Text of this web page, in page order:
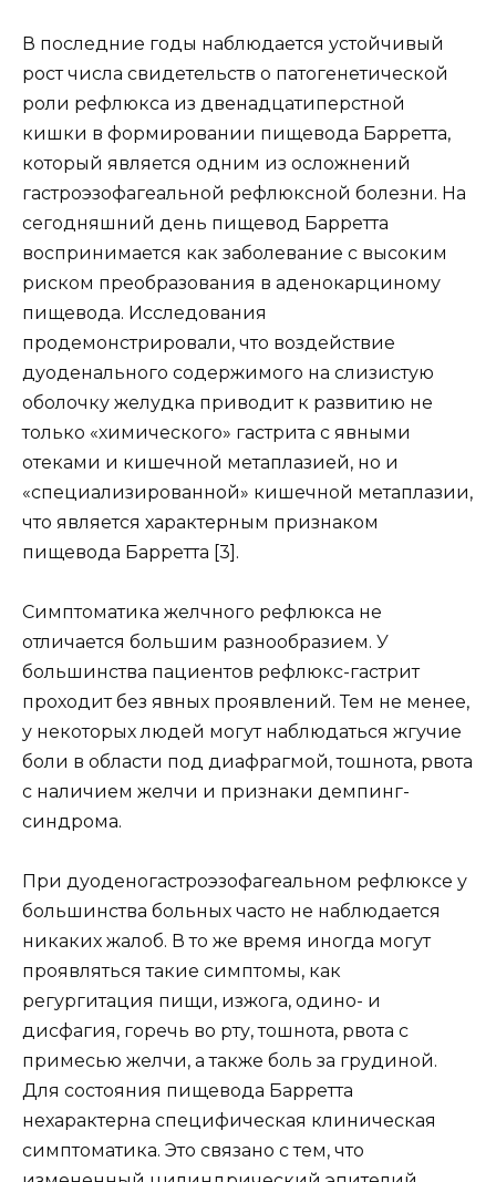
В последние годы наблюдается устойчивый
рост числа свидетельств о патогенетической
роли рефлюкса из двенадцатиперстной
кишки в формировании пищевода Барретта,
который является одним из осложнений
гастроэзофагеальной рефлюксной болезни. На
сегодняшний день пищевод Барретта
воспринимается как заболевание с высоким
риском преобразования в аденокарциному
пищевода. Исследования
продемонстрировали, что воздействие
дуоденального содержимого на слизистую
оболочку желудка приводит к развитию не
только «химического» гастрита с явными
отеками и кишечной метаплазией, но и
«специализированной» кишечной метаплазии,
что является характерным признаком
пищевода Барретта [3].
Симптоматика желчного рефлюкса не
отличается большим разнообразием. У
большинства пациентов рефлюкс-гастрит
проходит без явных проявлений. Тем не менее,
у некоторых людей могут наблюдаться жгучие
боли в области под диафрагмой, тошнота, рвота
с наличием желчи и признаки демпинг-
синдрома.
При дуоденогастроэзофагеальном рефлюксе у
большинства больных часто не наблюдается
никаких жалоб. В то же время иногда могут
проявляться такие симптомы, как
регургитация пищи, изжога, одино- и
дисфагия, горечь во рту, тошнота, рвота с
примесью желчи, а также боль за грудиной.
Для состояния пищевода Барретта
нехарактерна специфическая клиническая
симптоматика. Это связано с тем, что